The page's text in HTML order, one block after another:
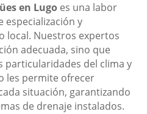
en Lugo es una labor
especialización y
local. Nuestros expertos
adecuada, sino que
particularidades del clima y
les permite ofrecer
situación, garantizando
de drenaje instalados.